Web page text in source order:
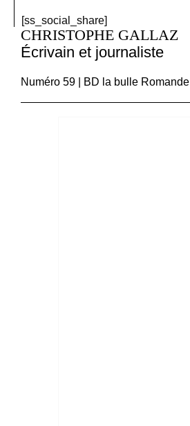
[ss_social_share]
CHRISTOPHE GALLAZ
Écrivain et journaliste
Numéro 59 | BD la bulle Romande